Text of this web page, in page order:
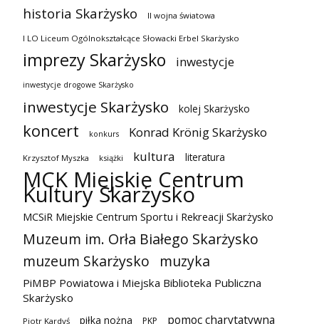
historia Skarżysko II wojna światowa
I LO Liceum Ogólnokształcące Słowacki Erbel Skarżysko
imprezy Skarżysko inwestycje
inwestycje drogowe Skarżysko
inwestycje Skarżysko kolej Skarżysko
koncert konkurs Konrad Krönig Skarżysko
Krzysztof Myszka książki kultura literatura
MCK Miejskie Centrum
Kultury Skarżysko
MCSiR Miejskie Centrum Sportu i Rekreacji Skarżysko
Muzeum im. Orła Białego Skarżysko
muzeum Skarżysko
muzyka
PiMBP Powiatowa i Miejska Biblioteka Publiczna
Skarżysko
Piotr Kardyś piłka nożna PKP
pomoc charytatywna